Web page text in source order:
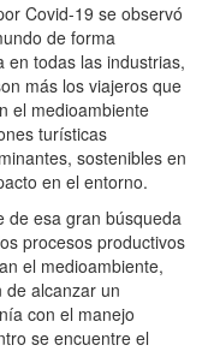
Covid-19 se observó
de forma
en todas las industrias,
más los viajeros que
el medioambiente
turísticas
sostenibles en
en el entorno.
de esa gran búsqueda
procesos productivos
el medioambiente,
alcanzar un
con el manejo
se encuentre el